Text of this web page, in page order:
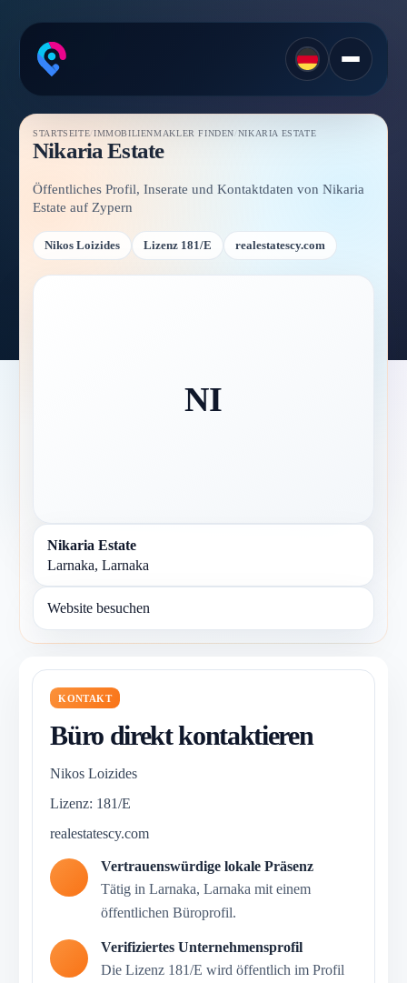
STARTSEITE/IMMOBILIENMAKLER FINDEN /NIKARIA ESTATE
Nikaria Estate
Öffentliches Profil, Inserate und Kontaktdaten von Nikaria
Estate auf Zypern
Nikos Loizides Lizenz 181/E realestatescy.com
NI
Nikaria Estate
Larnaka, Larnaka
Website besuchen
KONTAKT
Büro direkt kontaktieren
Nikos Loizides
Lizenz: 181/E
realestatescy.com
Vertrauenswürdige lokale Präsenz
Tätig in Larnaka, Larnaka mit einem
öffentlichen Büroprofil.
Verifiziertes Unternehmensprofil
Die Lizenz 181/E wird öffentlich im Profil